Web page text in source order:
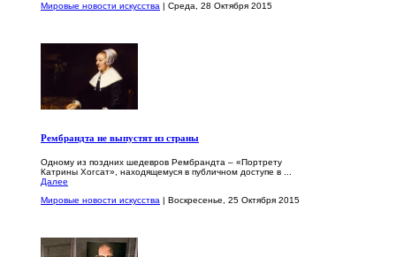
Мировые новости искусства | Среда, 28 Октября 2015
Рембрандта не выпустят из страны
Одному из поздних шедевров Рембрандта – «Портрету
Катрины Хогсат», находящемуся в публичном доступе в ...
Далее
Мировые новости искусства | Воскресенье, 25 Октября 2015